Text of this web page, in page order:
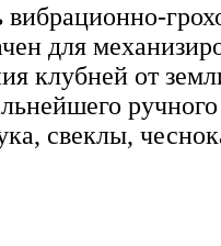
вибрационно-
для
клубней от
свеклы,